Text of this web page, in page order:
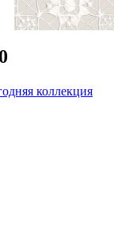
коллекция